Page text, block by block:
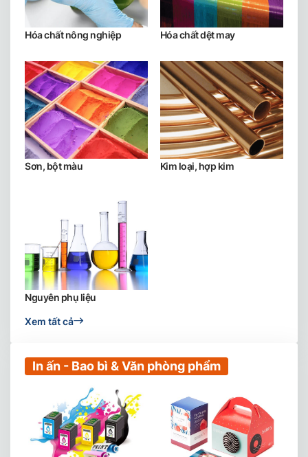
Hóa chất nông nghiệp Hóa chất dệt may
Sơn, bột màu Kim loại, hợp kim
Nguyên phụ liệu
Xem tất cả
In ấn - Bao bì & Văn phòng phẩm